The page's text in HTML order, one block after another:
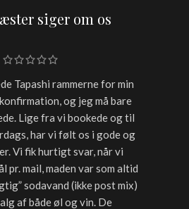
siger om os
Tapashi rammerne for min
og jeg må bare
Lige fra vi bookede og til
har vi følt os i gode og
Vi fik hurtigt svar, når vi
pr. mail, maden var som altid
sodavand (ikke post mix)
af både øl og vin. De